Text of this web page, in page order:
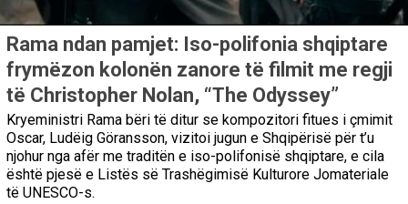
Rama ndan pamjet: Iso-polifonia shqiptare
frymëzon kolonën zanore të filmit me regji
të Christopher Nolan, “The Odyssey”
Kryeministri Rama bëri të ditur se kompozitori fitues i çmimit
Oscar, Ludëig Göransson, vizitoi jugun e Shqipërisë për t’u
njohur nga afër me traditën e iso-polifonisë shqiptare, e cila
është pjesë e Listës së Trashëgimisë Kulturore Jomateriale
të UNESCO-s.